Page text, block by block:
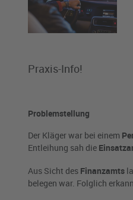
Praxis-Info!
Problemstellung
Der Kläger war bei einem
Entleihung sah die
Aus Sicht des Finanzamts
belegen war. Folglich